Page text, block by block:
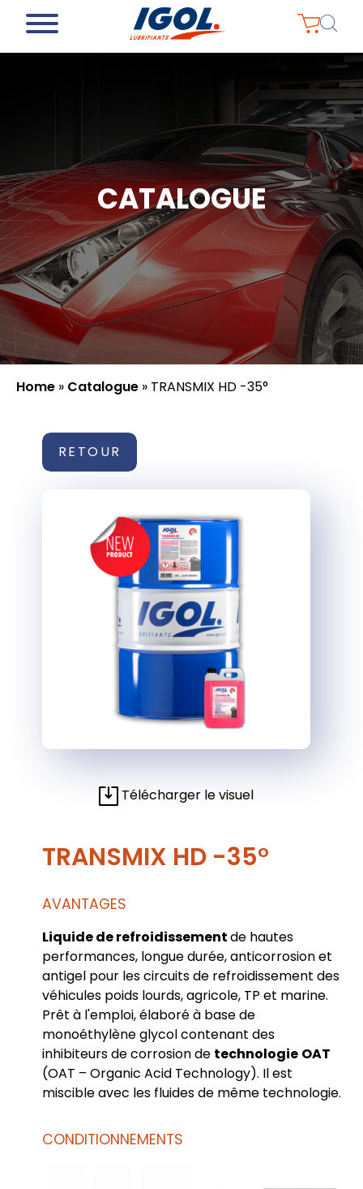
CATALOGUE
Home » Catalogue » TRANSMIX HD -35°
RETOUR
Télécharger le visuel
TRANSMIX HD -35°
AVANTAGES
Liquide de refroidissementde hautes
performances, longue durée, anticorrosion et
antigel pour les circuits de refroidissement des
véhicules poids lourds, agricole, TP et marine.
Prêt à l'emploi, élaboré à base de
monoéthylène glycol contenant des
inhibiteurs de corrosion de technologie OAT
(OAT – Organic Acid Technology). Il est
miscible avec les fluides de même technologie.
CONDITIONNEMENTS